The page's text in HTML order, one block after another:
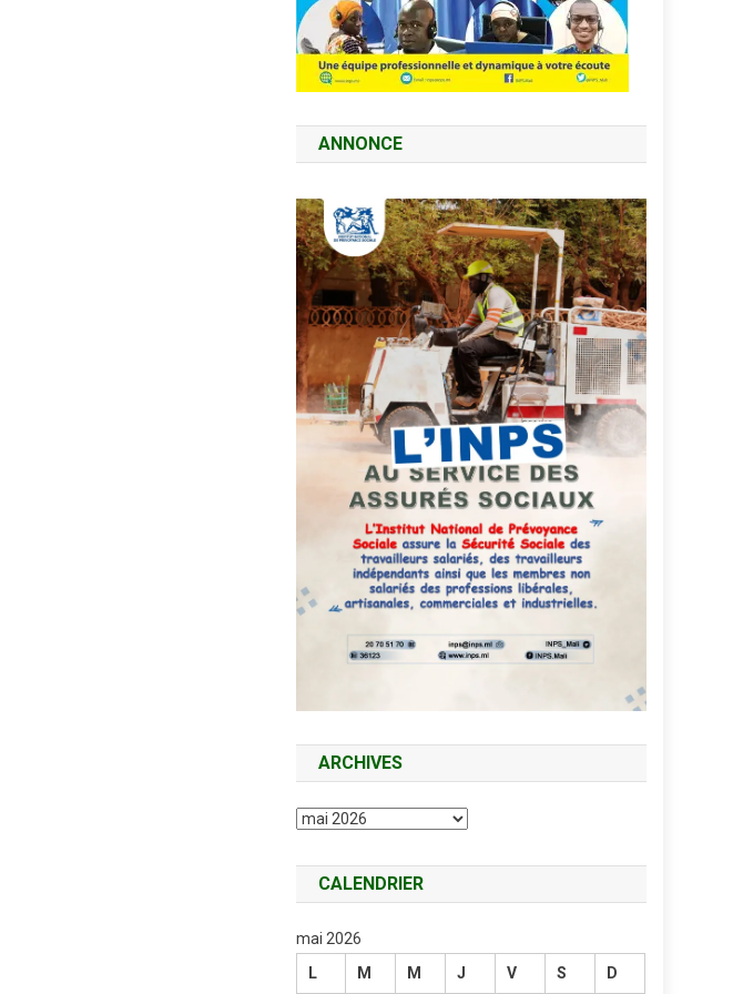
ANNONCE
ARCHIVES
Archives
CALENDRIER
mai 2026
L
M M J V S D